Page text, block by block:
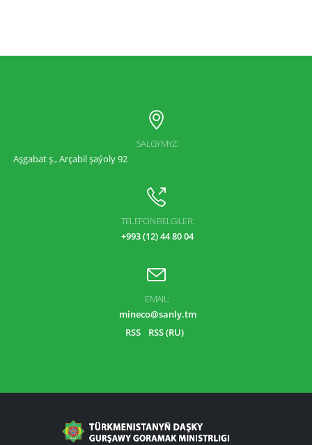
SALGYMYZ:
Aşgabat ş., Arçabil şaýoly 92
TELEFON BELGILER:
+993 (12) 44 80 04
EMAIL:
mineco@sanly.tm
RSS
RSS (RU)